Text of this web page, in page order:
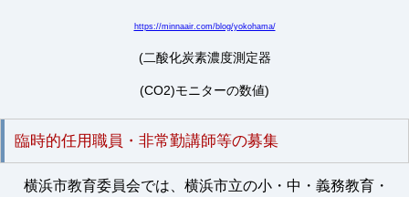
https://minnaair.com/blog/yokohama/
(二酸化炭素濃度測定器
(CO2)モニターの数値)
臨時的任用職員・非常勤講師等の募集
横浜市教育委員会では、横浜市立の小・中・義務教育・